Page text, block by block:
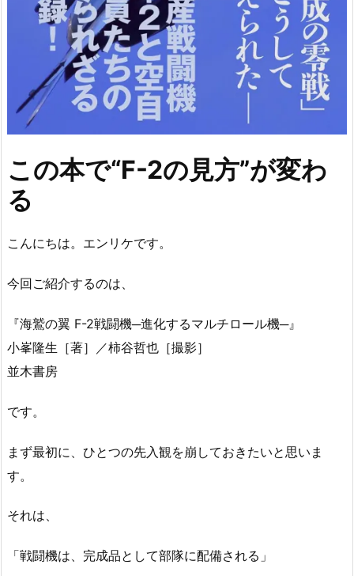
この本で“F-2の見方”が変わ
る
こんにちは。エンリケです。
今回ご紹介するのは、
『海鷲の翼 F-2戦闘機─進化するマルチロール機─』
小峯隆生［著］／柿谷哲也［撮影］
並木書房
です。
まず最初に、ひとつの先入観を崩しておきたいと思いま
す。
それは、
「戦闘機は、完成品として部隊に配備される」